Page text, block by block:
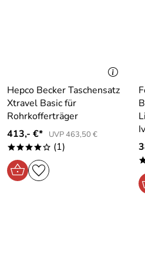
Hepco Becker Taschensatz
Xtravel Basic für
Rohrkofferträger
413,- €*
UVP 463,50 €
****o (1)